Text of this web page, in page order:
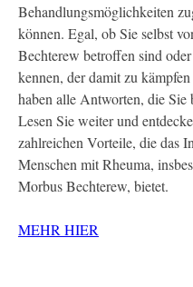
Behandlungsmöglichkeiten
können. Egal, ob Sie selbst
Bechterew betroffen sind
kennen, der damit zu
haben alle Antworten, die Sie
Lesen Sie weiter und
zahlreichen Vorteile, die das
Menschen mit Rheuma,
Morbus Bechterew, bietet.
MEHR HIER